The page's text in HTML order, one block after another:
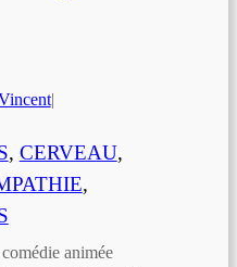
|
, CERVEAU
animée